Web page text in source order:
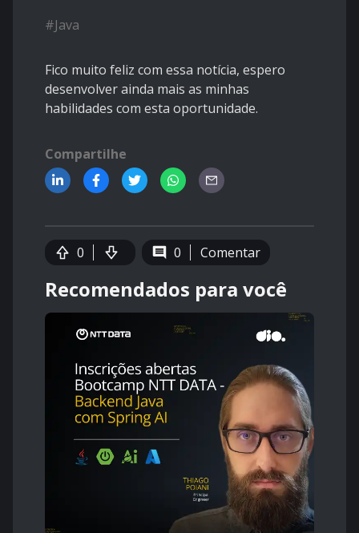
#Java
Fico muito feliz com essa notícia, espero
desenvolver ainda mais as minhas
habilidades com esta oportunidade.
Compartilhe
0 0 Comentar
Recomendados para você